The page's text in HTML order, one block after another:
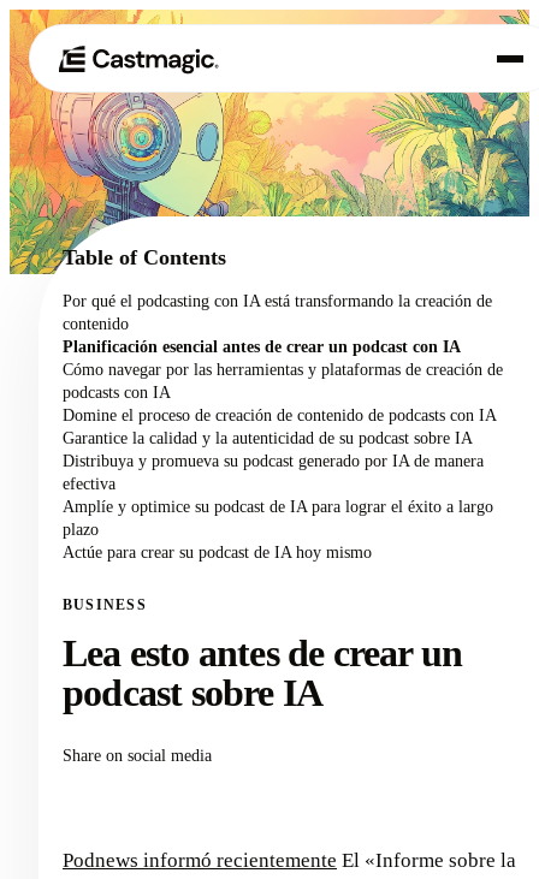
01 Producto
02 Casos de uso
Precios
Acerca de nosotros
Table of Contents
Por qué el podcasting con IA está transformando la creación de
contenido
Planificación esencial antes de crear un podcast con IA
Cómo navegar por las herramientas y plataformas de creación de
podcasts con IA
Domine el proceso de creación de contenido de podcasts con IA
Garantice la calidad y la autenticidad de su podcast sobre IA
Distribuya y promueva su podcast generado por IA de manera
efectiva
Amplíe y optimice su podcast de IA para lograr el éxito a largo
plazo
Actúe para crear su podcast de IA hoy mismo
BUSINESS
Lea esto antes de crear un
podcast sobre IA
Share on social media
Podnews informó recientemente El «Informe sobre la